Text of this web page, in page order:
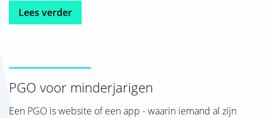
Lees verder
PGO voor minderjarigen
Een PGO is website of een app - waarin iemand al zijn